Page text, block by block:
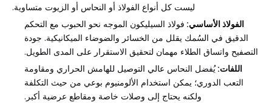
ليست كل أنواع الفولاذ أو النحاس أو الزيوت متساوية.
الفولاذ الأساسي: فولاذ السيليكون الموجه نحو الحبوب مع التحكم
الدقيق في السُمك يقلل من الخسائر والضوضاء الميكانيكية. جودة
التصفيح واتساق الطلاء مهمان لتحقيق الاستقرار على المدى الطويل.
اللفات:يُفضل النحاس عالي التوصيل للهامش الحراري ومقاومة
التعب الدوري؛ يمكن استخدام الألومنيوم بوعي من حيث التكلفة
ولكنه يحتاج إلى وصلات خاصة ومقاطع عرضية أكبر.